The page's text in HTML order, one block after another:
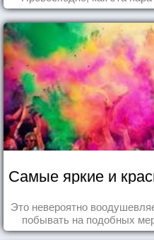
Самые яркие и
Это невероятно
побывать на подобных